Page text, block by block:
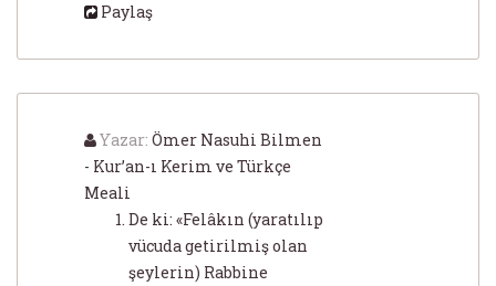
Paylaş
Yazar: Ömer Nasuhi Bilmen
- Kur’an-ı Kerim ve Türkçe
Meali
De ki: «Felâkın (yaratılıp
vücuda getirilmiş olan
şeylerin) Rabbine